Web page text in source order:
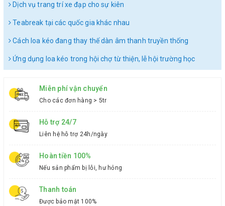
Dịch vụ trang trí xe đạp cho sự kiên
Teabreak tại các quốc gia khác nhau
Cách loa kéo đang thay thế dàn âm thanh truyền thống
Ứng dụng loa kéo trong hội chợ từ thiện, lễ hội trường học
Miễn phí vận chuyển
Cho các đơn hàng > 5tr
Hỗ trợ 24/7
Liên hệ hỗ trợ 24h/ngày
Hoàn tiền 100%
Nếu sản phẩm bị lỗi, hư hỏng
Thanh toán
Được bảo mật 100%